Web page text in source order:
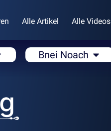
Alle Artikel Alle Videos
Bnei Noach